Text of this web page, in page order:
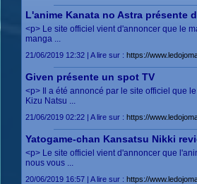
L'anime Kanata no Astra présente
<p> Le site officiel vient d'annoncer que le
manga ...
21/06/2019 12:32 | A lire sur : https://
Given présente un spot TV
<p> Il a été annoncé par le site officiel que
Kizu Natsu ...
21/06/2019 02:22 | A lire sur : https://
Yatogame-chan Kansatsu Nikki
<p> Le site officiel vient d'annoncer que
nous vous ...
20/06/2019 16:57 | A lire sur : https://